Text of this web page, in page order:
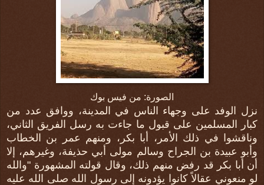
الصورة: من فيس بوك
نزل الوفد على وجهاء الناس في المدينة، ووافق عدد من
كبار المسلمين على قبول ما جاءت به رسل الفريق الثاني،
وناقشوا في ذلك الأمر، أبا بكر، ومنهم عمر بن الخطاب
وأبو عبيدة بن الجراح وسالم مولى أبي حذيفة، وغيرهم، إلا
أن أبا بكر قد رفض منهم ذلك، وقال قولته المشهورة "والله
لو منعوني عقالاً كانوا يؤدونه إلى رسول الله صلى الله عليه